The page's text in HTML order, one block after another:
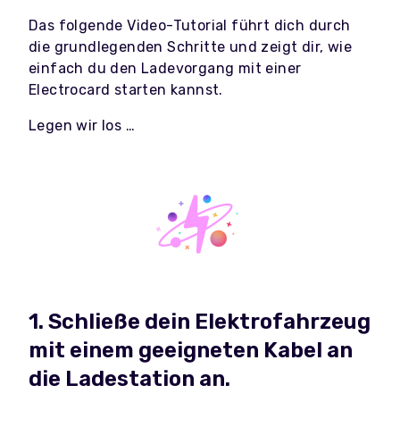
Das folgende Video-Tutorial führt dich durch
die grundlegenden Schritte und zeigt dir, wie
einfach du den Ladevorgang mit einer
Electrocard starten kannst.
Legen wir los …
1. Schließe dein Elektrofahrzeug
mit einem geeigneten Kabel an
die Ladestation an.